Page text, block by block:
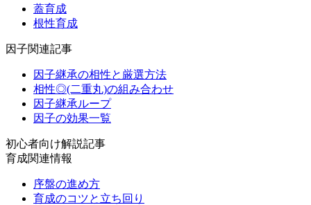
蓋育成
根性育成
因子関連記事
因子継承の相性と厳選方法
相性◎(二重丸)の組み合わせ
因子継承ループ
因子の効果一覧
初心者向け解説記事
育成関連情報
序盤の進め方
育成のコツと立ち回り